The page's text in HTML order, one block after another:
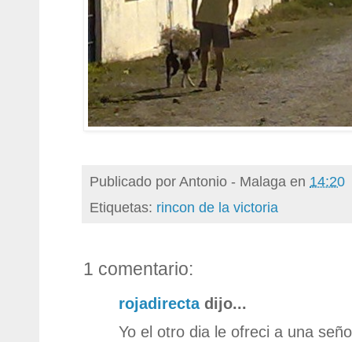
Publicado porAntonio - Malaga en 14:20
Etiquetas: rincon de la victoria
1 comentario:
rojadirectadijo...
Yo el otro dia le ofreci a una